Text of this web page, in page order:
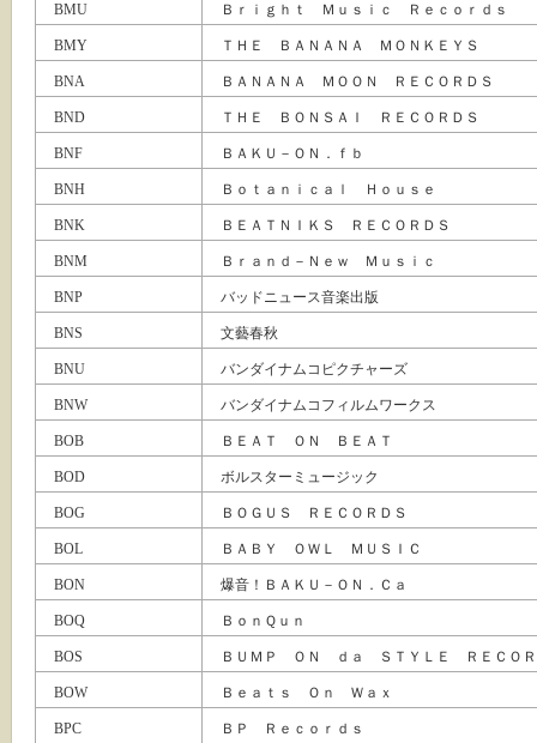
BMU Ｂｒｉｇｈｔ Ｍｕｓｉｃ Ｒｅｃｏｒｄｓ
BMY ＴＨＥ ＢＡＮＡＮＡ ＭＯＮＫＥＹＳ
BNA ＢＡＮＡＮＡ ＭＯＯＮ ＲＥＣＯＲＤＳ
BND ＴＨＥ ＢＯＮＳＡＩ ＲＥＣＯＲＤＳ
BNF ＢＡＫＵ－ＯＮ．ｆｂ
BNH Ｂｏｔａｎｉｃａｌ Ｈｏｕｓｅ
BNK ＢＥＡＴＮＩＫＳ ＲＥＣＯＲＤＳ
BNM Ｂｒａｎｄ－Ｎｅｗ Ｍｕｓｉｃ
BNP バッドニュース音楽出版
BNS 文藝春秋
BNU バンダイナムコピクチャーズ
BNW バンダイナムコフィルムワークス
BOB ＢＥＡＴ ＯＮ ＢＥＡＴ
BOD ボルスターミュージック
BOG ＢＯＧＵＳ ＲＥＣＯＲＤＳ
BOL ＢＡＢＹ ＯＷＬ ＭＵＳＩＣ
BON 爆音！ＢＡＫＵ－ＯＮ．Ｃａ
BOQ ＢｏｎＱｕｎ
BOS ＢＵＭＰ ＯＮ ｄａ ＳＴＹＬＥ ＲＥＣＯＲ
BOW Ｂｅａｔｓ Ｏｎ Ｗａｘ
BPC ＢＰ Ｒｅｃｏｒｄｓ